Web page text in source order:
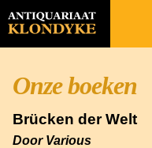
Onze boeken
Brücken der Welt
Door Various